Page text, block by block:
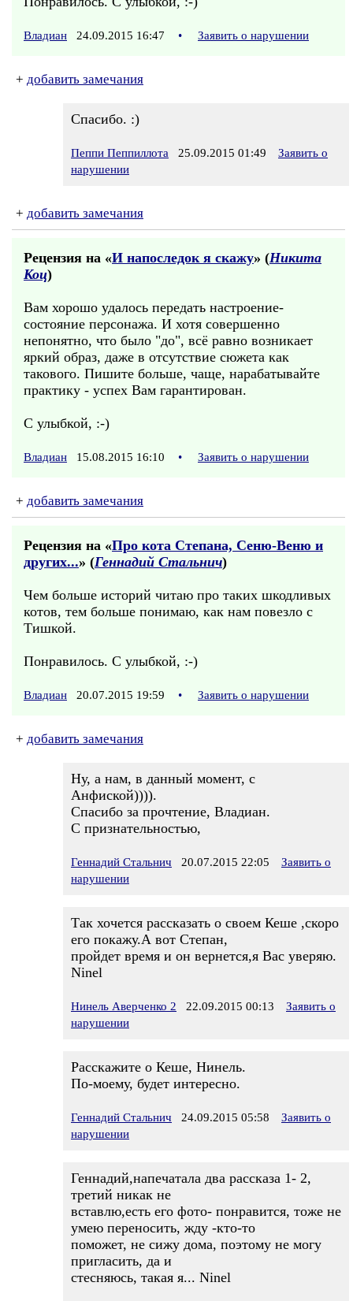
Владиан 24.09.2015 16:47 • Заявить о нарушении
+ добавить замечания
Спасибо. :)
Пеппи Пеппиллота 25.09.2015 01:49
Заявить о
нарушении
+ добавить замечания
Рецензия на «И напоследок я скажу» (Никита
Коц)
Вам хорошо удалось передать настроение-
состояние персонажа. И хотя совершенно
непонятно, что было "до", всё равно возникает
яркий образ, даже в отсутствие сюжета как
такового. Пишите больше, чаще, нарабатывайте
практику - успех Вам гарантирован.
С улыбкой, :-)
Владиан 15.08.2015 16:10 • Заявить о нарушении
+ добавить замечания
Рецензия на «Про кота Степана, Сеню-Веню и
других...» (Геннадий Стальнич)
Чем больше историй читаю про таких шкодливых
котов, тем больше понимаю, как нам повезло с
Тишкой.
Понравилось. С улыбкой, :-)
Владиан 20.07.2015 19:59 • Заявить о нарушении
+ добавить замечания
Ну, а нам, в данный момент, с
Анфиской)))).
Спасибо за прочтение, Владиан.
С признательностью,
Геннадий Стальнич 20.07.2015 22:05
Заявить о
нарушении
Так хочется рассказать о своем Кеше ,скоро
его покажу.А вот Степан,
пройдет время и он вернется,я Вас уверяю.
Ninel
Нинель Аверченко 2 22.09.2015 00:13
Заявить о
нарушении
Расскажите о Кеше, Нинель.
По-моему, будет интересно.
Геннадий Стальнич 24.09.2015 05:58
Заявить о
нарушении
Геннадий,напечатала два рассказа 1- 2,
третий никак не
вставлю,есть его фото- понравится, тоже не
умею переносить, жду -кто-то
поможет, не сижу дома, поэтому не могу
пригласить, да и
стесняюсь, такая я... Ninel